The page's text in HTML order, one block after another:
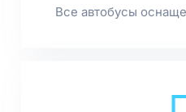
Все автобусы